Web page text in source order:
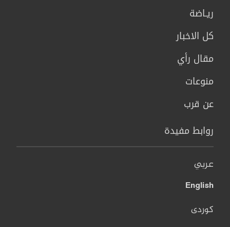
ريـاضة
كل الاخبار
مقال رأي
منوعات
عن قرب
روابط مفيدة
عربي
English
کوردی